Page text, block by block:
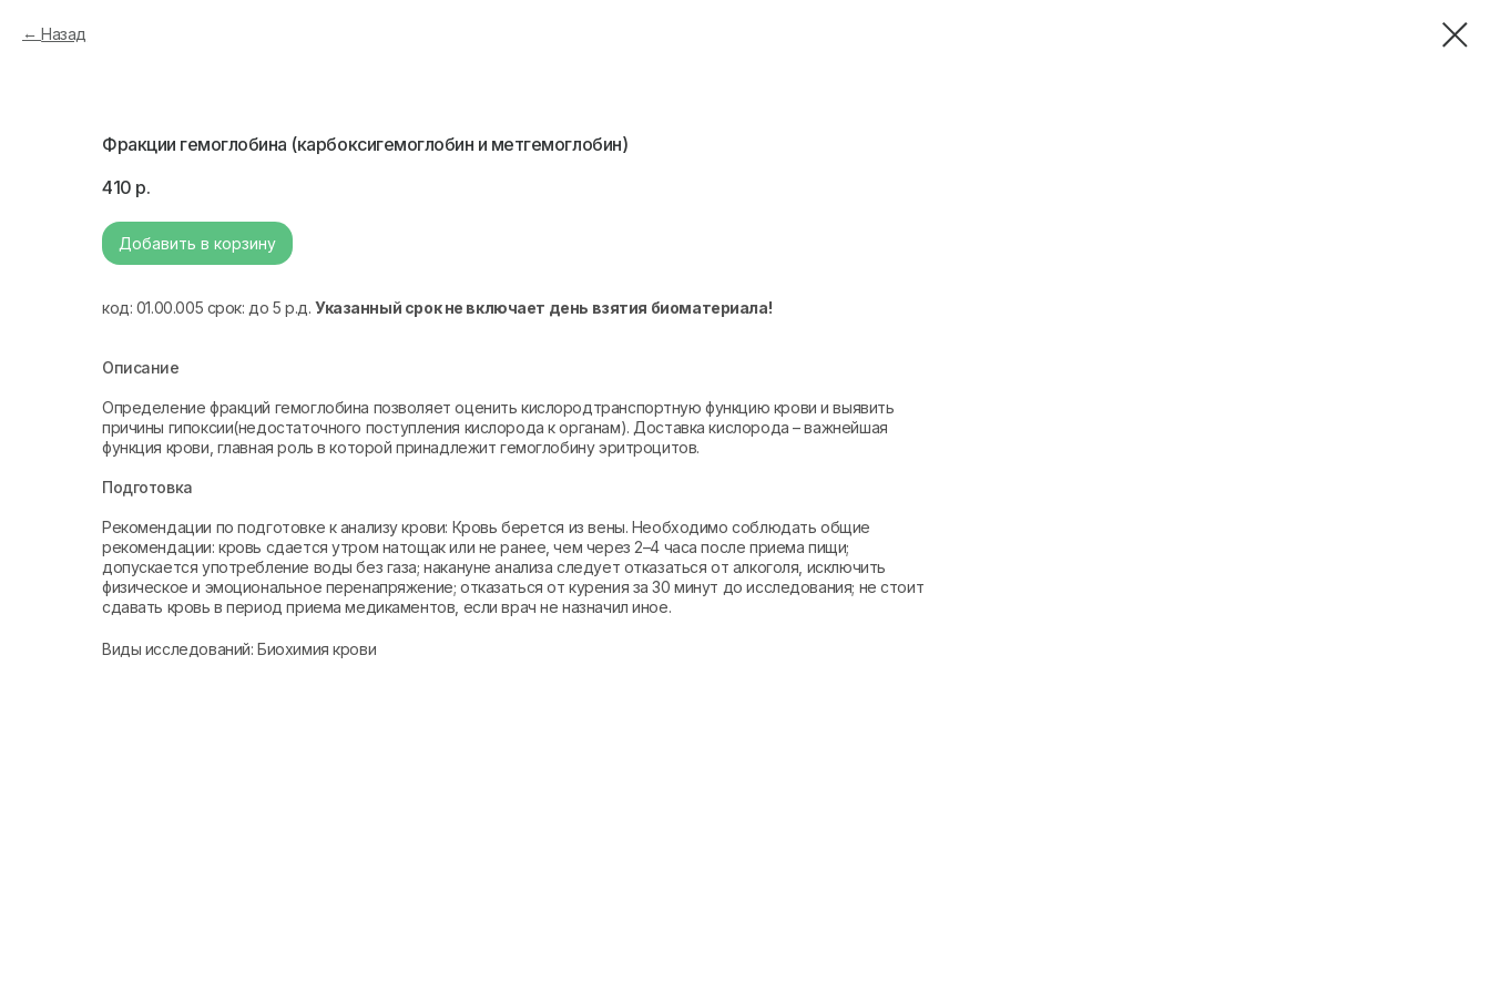
Назад
Фракции гемоглобина (карбоксигемоглобин и метгемоглобин)
410 р.
Добавить в корзину
код: 01.00.005 срок: до 5 р.д. Указанный срок не включает день взятия биоматериала!
Описание
Определение фракций гемоглобина позволяет оценить кислородтранспортную функцию крови и выявить
причины гипоксии(недостаточного поступления кислорода к органам). Доставка кислорода – важнейшая
функция крови, главная роль в которой принадлежит гемоглобину эритроцитов.
Подготовка
Рекомендации по подготовке к анализу крови: Кровь берется из вены. Необходимо соблюдать общие
рекомендации: кровь сдается утром натощак или не ранее, чем через 2–4 часа после приема пищи;
допускается употребление воды без газа; накануне анализа следует отказаться от алкоголя, исключить
физическое и эмоциональное перенапряжение; отказаться от курения за 30 минут до исследования; не стоит
сдавать кровь в период приема медикаментов, если врач не назначил иное.
Виды исследований: Биохимия крови